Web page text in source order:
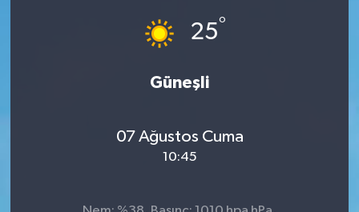
25°
Güneşli
07 Ağustos Cuma
10:45